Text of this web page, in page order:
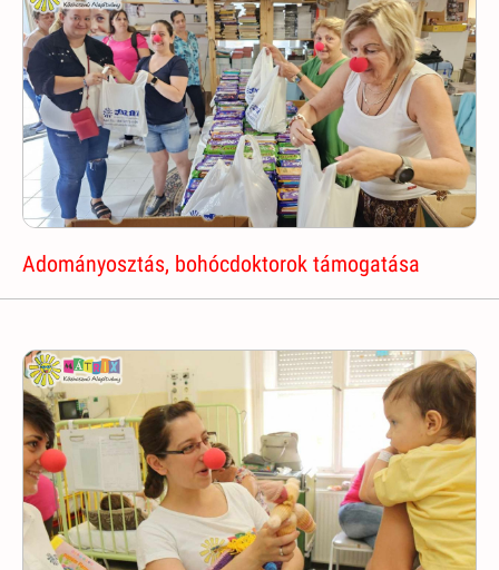
Adományosztás, bohócdoktorok támogatása